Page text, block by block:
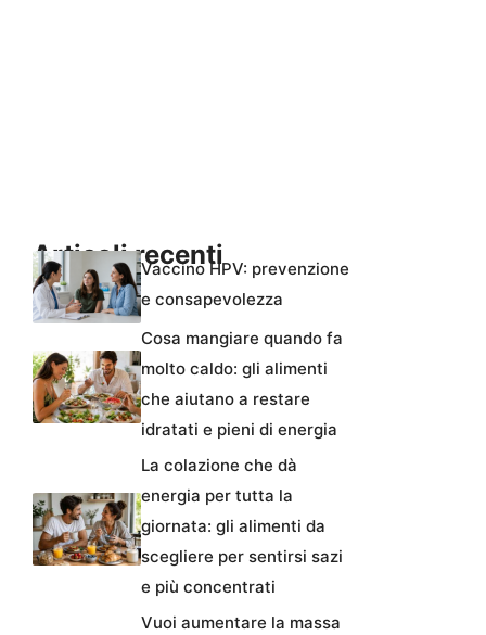
Articoli recentiVaccino HPV: prevenzione
e consapevolezza
Cosa mangiare quando fa
molto caldo: gli alimenti
che aiutano a restare
idratati e pieni di energia
La colazione che dà
energia per tutta la
giornata: gli alimenti da
scegliere per sentirsi sazi
e più concentrati
Vuoi aumentare la massa